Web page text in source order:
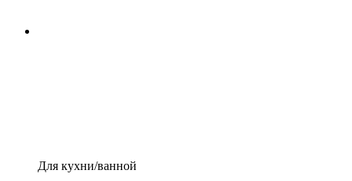
Для кухни/ванной